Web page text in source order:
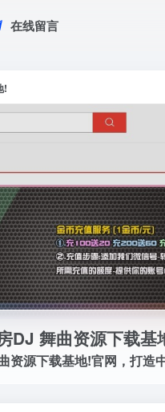
在线留言
!
DJ 舞曲资源下载基
资源下载基地!官网，打造中国